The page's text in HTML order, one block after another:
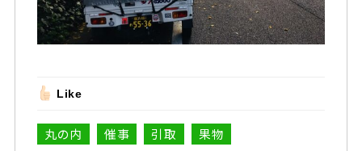
Like
丸の内 催事 引取 果物